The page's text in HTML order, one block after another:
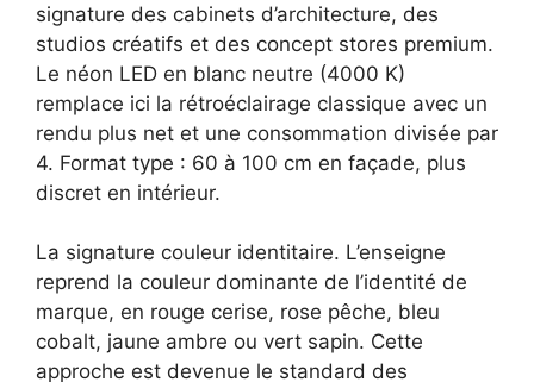
signature des cabinets d’architecture, des
studios créatifs et des concept stores premium.
Le néon LED en blanc neutre (4000 K)
remplace ici la rétroéclairage classique avec un
rendu plus net et une consommation divisée par
4. Format type : 60 à 100 cm en façade, plus
discret en intérieur.
La signature couleur identitaire. L’enseigne
reprend la couleur dominante de l’identité de
marque, en rouge cerise, rose pêche, bleu
cobalt, jaune ambre ou vert sapin. Cette
approche est devenue le standard des